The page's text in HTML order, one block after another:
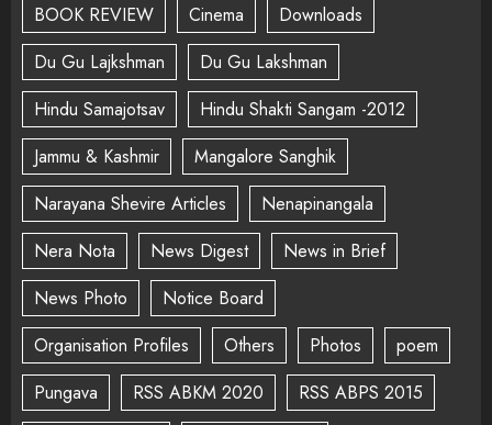
BOOK REVIEW
Cinema
Downloads
Du Gu Lajkshman
Du Gu Lakshman
Hindu Samajotsav
Hindu Shakti Sangam -2012
Jammu & Kashmir
Mangalore Sanghik
Narayana Shevire Articles
Nenapinangala
Nera Nota
News Digest
News in Brief
News Photo
Notice Board
Organisation Profiles
Others Photos
poem
Pungava
RSS ABKM 2020
RSS ABPS 2015